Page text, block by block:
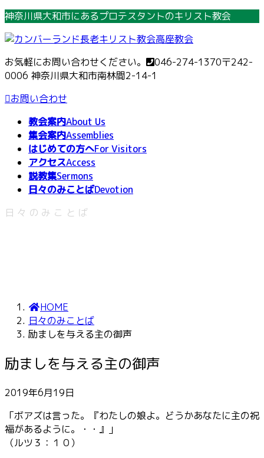
コ
テ
ン
ツ
へ
ス
ナ
ゲ
ー
シ
ョ
ン
神奈川県大和市にあるプロテスタントのキリスト教会
お気軽にお問い合わせください。 046-274-1370〒242-
0006 神奈川県大和市南林間2-14-1
お問い合わせ
教会案内About Us
集会案内Assemblies
はじめての方へFor Visitors
アクセスAccess
説教集Sermons
日々のみことばDevotion
日々のみことば
HOME
日々のみことば
励ましを与える主の御声
励ましを与える主の御声
2019年6月19日
「ボアズは言った。『わたしの娘よ。どうかあなたに主の祝
福があるように。・・』」
（ルツ３：１０）